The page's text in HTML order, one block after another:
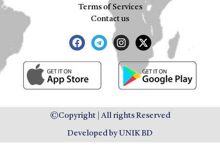
Terms of Services
Contact us
©Copyright | All rights Reserved
Developed by UNIK BD